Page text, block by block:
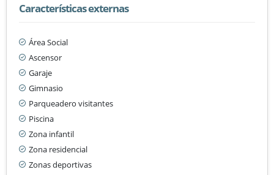
Características externas
Área Social
Ascensor
Garaje
Gimnasio
Parqueadero visitantes
Piscina
Zona infantil
Zona residencial
Zonas deportivas